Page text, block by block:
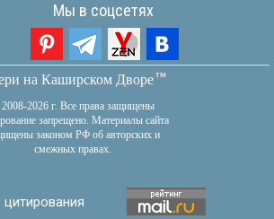
Мы в соцсетях
на Каширском Дворетм
2026 г. Все права защищены
запрещено. Материалы сайта
законом РФ об авторских и
смежных правах.